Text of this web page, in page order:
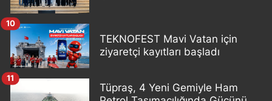
TEKNOFEST Mavi Vatan için
ziyaretçi kayıtları başladı
10
Tüpraş, 4 Yeni Gemiyle Ham
11